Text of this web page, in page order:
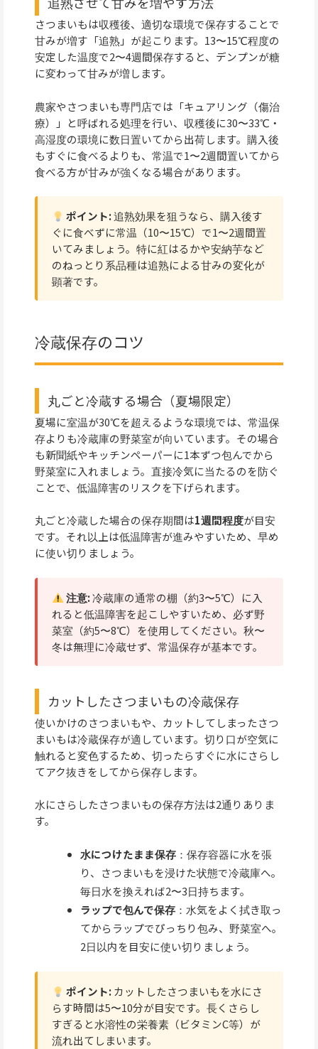
さつまいもは収穫後、適切な環境で保存することで
甘みが増す「追熟」が起こります。13〜15℃程度の
安定した温度で2〜4週間保存すると、デンプンが糖
に変わって甘みが増します。
農家やさつまいも専門店では「キュアリング（傷治
療）」と呼ばれる処理を行い、収穫後に30〜33℃・
高湿度の環境に数日置いてから出荷します。購入後
もすぐに食べるよりも、常温で1〜2週間置いてから
食べる方が甘みが強くなる場合があります。
ポイント:追熟効果を狙うなら、購入後す
ぐに食べずに常温（10〜15℃）で1〜2週間置
いてみましょう。特に紅はるかや安納芋など
のねっとり系品種は追熟による甘みの変化が
顕著です。
冷蔵保存のコツ
丸ごと冷蔵する場合（夏場限定）
夏場に室温が30℃を超えるような環境では、常温保
存よりも冷蔵庫の野菜室が向いています。その場合
も新聞紙やキッチンペーパーに1本ずつ包んでから
野菜室に入れましょう。直接冷気に当たるのを防ぐ
ことで、低温障害のリスクを下げられます。
丸ごと冷蔵した場合の保存期間は1週間程度が目安
です。それ以上は低温障害が進みやすいため、早め
に使い切りましょう。
注意:冷蔵庫の通常の棚（約3〜5℃）に入
れると低温障害を起こしやすいため、必ず野
菜室（約5〜8℃）を使用してください。秋〜
冬は無理に冷蔵せず、常温保存が基本です。
カットしたさつまいもの冷蔵保存
使いかけのさつまいもや、カットしてしまったさつ
まいもは冷蔵保存が適しています。切り口が空気に
触れると変色するため、切ったらすぐに水にさらし
てアク抜きをしてから保存します。
水にさらしたさつまいもの保存方法は2通りありま
す。
水につけたまま保存：保存容器に水を張
り、さつまいもを浸けた状態で冷蔵庫へ。
毎日水を換えれば2〜3日持ちます。
ラップで包んで保存：水気をよく拭き取っ
てからラップでぴっちり包み、野菜室へ。
2日以内を目安に使い切りましょう。
ポイント:カットしたさつまいもを水にさ
らす時間は5〜10分が目安です。長くさらし
すぎると水溶性の栄養素（ビタミンC等）が
流れ出てしまいます。